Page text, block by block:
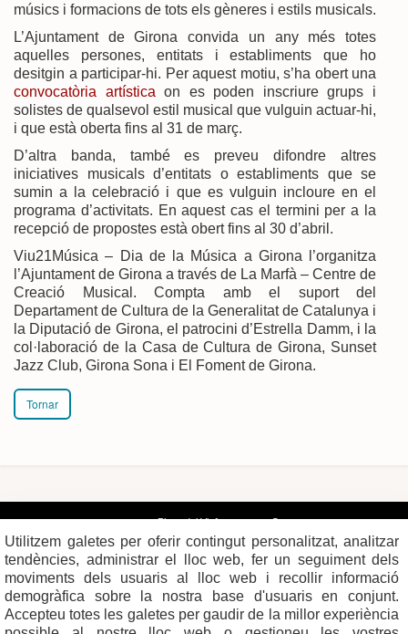
músics i formacions de tots els gèneres i estils musicals.
L’Ajuntament de Girona convida un any més totes
aquelles persones, entitats i establiments que ho
desitgin a participar-hi. Per aquest motiu, s’ha obert una
convocatòria artística on es poden inscriure grups i
solistes de qualsevol estil musical que vulguin actuar-hi,
i que està oberta fins al 31 de març.
D’altra banda, també es preveu difondre altres
iniciatives musicals d’entitats o establiments que se
sumin a la celebració i que es vulguin incloure en el
programa d’activitats. En aquest cas el termini per a la
recepció de propostes està obert fins al 30 d’abril.
Viu21Música – Dia de la Música a Girona l’organitza
l’Ajuntament de Girona a través de La Marfà – Centre de
Creació Musical. Compta amb el suport del
Departament de Cultura de la Generalitat de Catalunya i
la Diputació de Girona, el patrocini d’Estrella Damm, i la
col·laboració de la Casa de Cultura de Girona, Sunset
Jazz Club, Girona Sona i El Foment de Girona.
Tornar
Plaça del Vi, 1
Tel. 972 419 010
Contacte
Mapa de xarxes
Avís legal
Utilitzem galetes per oferir contingut personalitzat, analitzar
tendències, administrar el lloc web, fer un seguiment dels
moviments dels usuaris al lloc web i recollir informació
demogràfica sobre la nostra base d'usuaris en conjunt.
Accepteu totes les galetes per gaudir de la millor experiència